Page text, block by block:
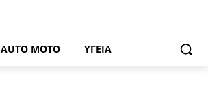
AUTO MOTO ΥΓΕΊΑ